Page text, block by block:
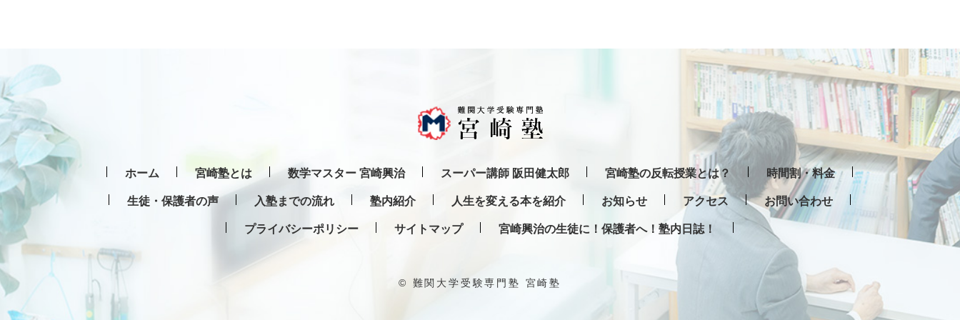
ホーム 宮崎塾とは 数学マスター 宮崎興治 スーパー講師 阪田健太郎 宮崎塾の反転授業とは？ 時間割・料金
生徒・保護者の声 入塾までの流れ 塾内紹介 人生を変える本を紹介 お知らせ アクセス お問い合わせ
プライバシーポリシー サイトマップ 宮崎興治の生徒に！保護者へ！塾内日誌！
© 難関大学受験専門塾 宮崎塾